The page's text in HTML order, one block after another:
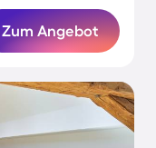
Zum Angebot